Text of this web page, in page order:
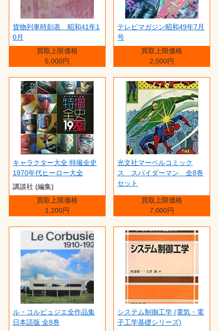
貨物列車時刻表 昭和41年1
0月
買取上限価格
5,000円
テレビマガジン昭和49年7月
号
買取上限価格
2,000円
キャラクター大全 特撮全史
1970年代ヒーロー大全
講談社 (編集)
買取上限価格
1,200円
光文社マーベルコミック
ス スパイダーマン 全8巻
セット
買取上限価格
7,000円
ル・コルビュジエ全作品集
日本語版 全8巻
システム制御工学 (電気・電
子工学基礎シリーズ)